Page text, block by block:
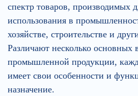
спектр товаров, производимых
использования в
хозяйстве, строительстве и
Различают несколько основных
промышленной продукции,
имеет свои особенности и
назначение.